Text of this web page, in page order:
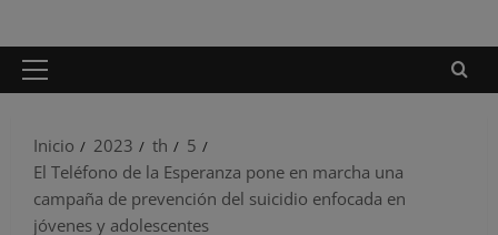
Menú
Inicio
2023 th
5
El Teléfono de la Esperanza pone en marcha una
campaña de prevención del suicidio enfocada en
jóvenes y adolescentes